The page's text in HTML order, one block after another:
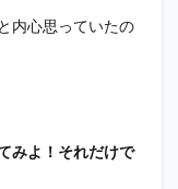
内心思っていたの
みよ！それだけで